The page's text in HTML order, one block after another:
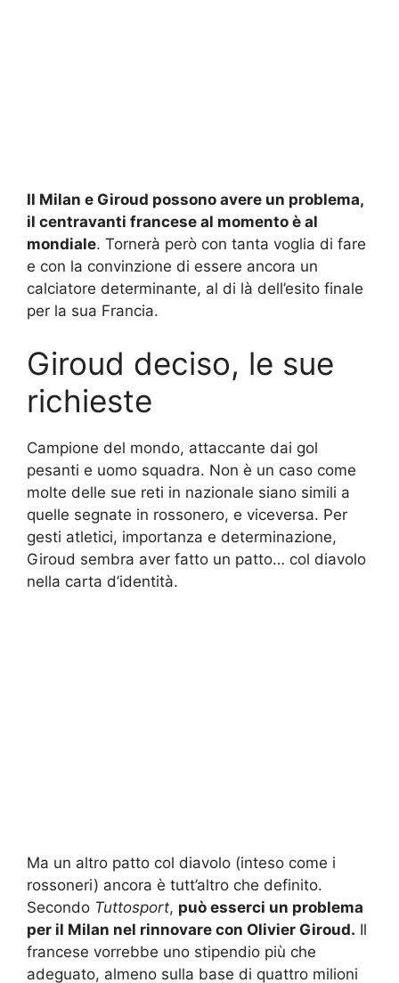
Il Milan e Giroud possono avere un problema,
il centravanti francese al momento è al
mondiale. Tornerà però con tanta voglia di fare
e con la convinzione di essere ancora un
calciatore determinante, al di là dell’esito finale
per la sua Francia.
Giroud deciso, le sue
richieste
Campione del mondo, attaccante dai gol
pesanti e uomo squadra. Non è un caso come
molte delle sue reti in nazionale siano simili a
quelle segnate in rossonero, e viceversa. Per
gesti atletici, importanza e determinazione,
Giroud sembra aver fatto un patto… col diavolo
nella carta d’identità.
Ma un altro patto col diavolo (inteso come i
rossoneri) ancora è tutt’altro che definito.
Secondo Tuttosport, può esserci un problema
per il Milan nel rinnovare con Olivier Giroud. Il
francese vorrebbe uno stipendio più che
adeguato, almeno sulla base di quattro milioni